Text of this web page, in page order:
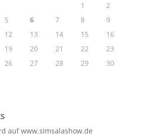
1
2
5 6 7 8
9
12 13 14 15
16
19 20 21 22
23
26 27 28 29
30
auf www.simsalashow.de